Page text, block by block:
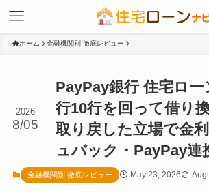
ホーム 金融機関別 徹底レビュー
PayPay銀行 住宅ロー
行10行を回って借り
取り戻した立場で金
ュバック・PayPay連
2026
8/05
金融機関別 徹底レビュー May 23, 2026